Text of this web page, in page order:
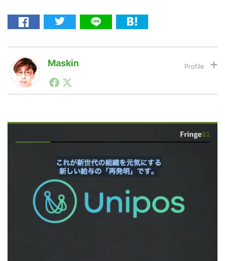
Maskin
1990年代初頭から記者としてまた起業家としてITスタ
ートアップ業界のハードウェアからソフトウェアの事業
生から普及成長までを最前線で見てきた生き字引として
注目される。通信キャリアのニュースポータルの創業デ
スクとして数億PV事業に。世界最大IT系メディア（ス
などを経て、現在、スタートアップ支援側の取り組みに
注力中。
Re:Work
AI
[Voice Edition]
[YouTube]
Block Data Bank